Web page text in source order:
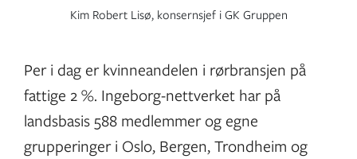
Kim Robert Lisø, konsernsjef i GK Gruppen
Per i dag er kvinneandelen i rørbransjen på
fattige 2 %. Ingeborg-nettverket har på
landsbasis 588 medlemmer og egne
grupperinger i Oslo, Bergen, Trondheim og